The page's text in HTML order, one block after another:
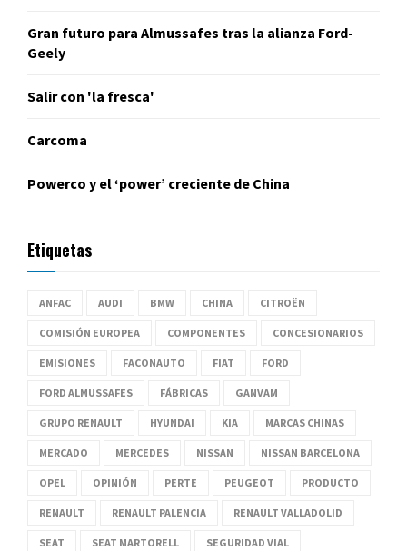
Gran futuro para Almussafes tras la alianza Ford-
Geely
Salir con 'la fresca'
Carcoma
Powerco y el ‘power’ creciente de China
Etiquetas
ANFAC AUDI BMW CHINA CITROËN
COMISIÓN EUROPEA COMPONENTES CONCESIONARIOS
EMISIONES FACONAUTO FIAT FORD
FORD ALMUSSAFES FÁBRICAS GANVAM
GRUPO RENAULT HYUNDAI KIA MARCAS CHINAS
MERCADO MERCEDES NISSAN NISSAN BARCELONA
OPEL OPINIÓN PERTE PEUGEOT PRODUCTO
RENAULT RENAULT PALENCIA RENAULT VALLADOLID
SEAT SEAT MARTORELL SEGURIDAD VIAL